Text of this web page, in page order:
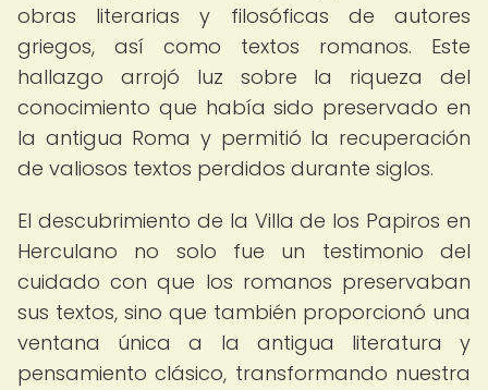
obras literarias y filosóficas de autores
griegos, así como textos romanos. Este
hallazgo arrojó luz sobre la riqueza del
conocimiento que había sido preservado en
la antigua Roma y permitió la recuperación
de valiosos textos perdidos durante siglos.
El descubrimiento de la Villa de los Papiros en
Herculano no solo fue un testimonio del
cuidado con que los romanos preservaban
sus textos, sino que también proporcionó una
ventana única a la antigua literatura y
pensamiento clásico, transformando nuestra